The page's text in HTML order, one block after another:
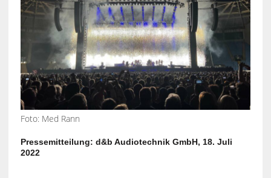
Foto: Med Rann
Pressemitteilung: d&b Audiotechnik GmbH, 18. Juli
2022